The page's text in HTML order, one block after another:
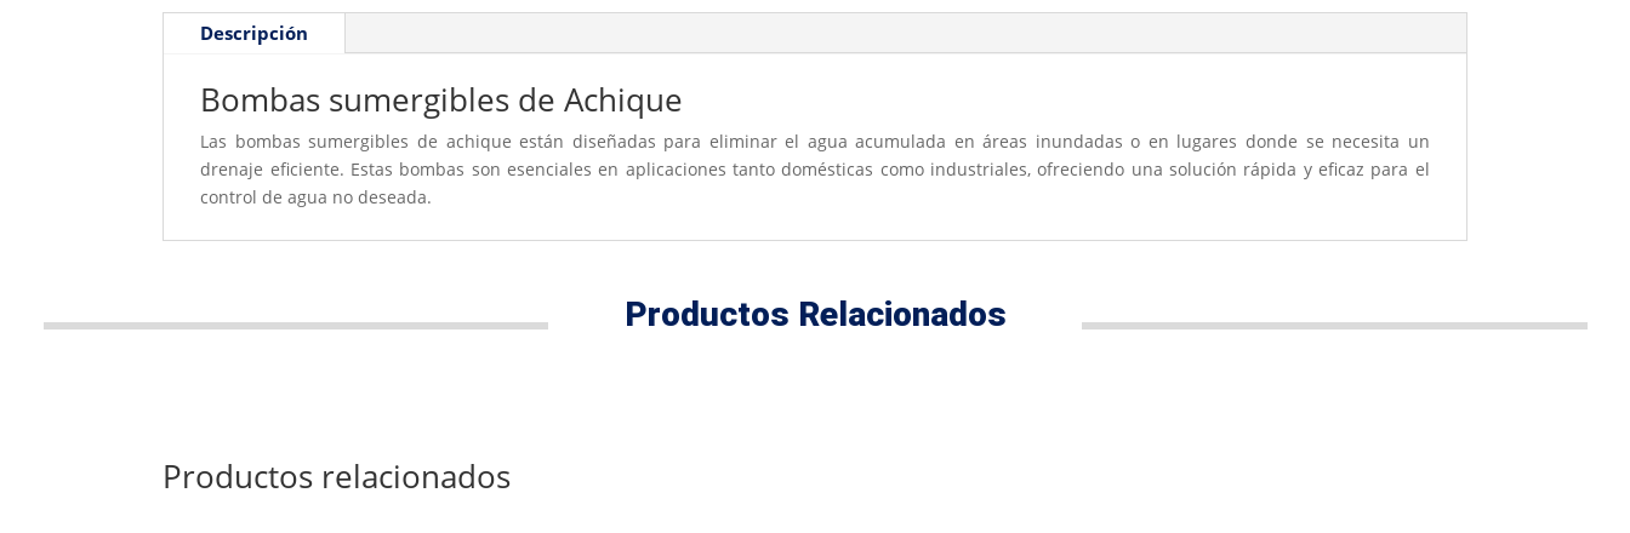
Descripción
Bombas sumergibles de Achique
Las bombas sumergibles de achique están diseñadas para eliminar el agua acumulada en áreas inundadas o en lugares donde se necesita un
drenaje eficiente. Estas bombas son esenciales en aplicaciones tanto domésticas como industriales, ofreciendo una solución rápida y eficaz para el
control de agua no deseada.
Productos Relacionados
Productos relacionados